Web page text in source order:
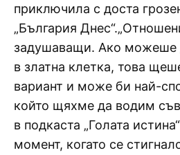
приключила с доста
„България
задушаващи. Ако можеше
в златна клетка, това
вариант и може би най-
който щяхме да водим
в подкаста „Голата
момент, когато се